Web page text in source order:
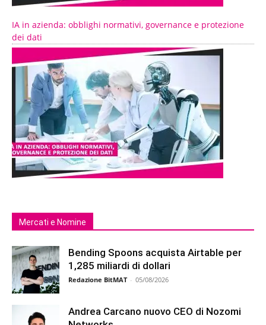
IA in azienda: obblighi normativi, governance e protezione
dei dati
Mercati e Nomine
Bending Spoons acquista Airtable per
1,285 miliardi di dollari
Redazione BitMAT - 05/08/2026
Andrea Carcano nuovo CEO di Nozomi